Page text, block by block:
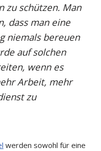
zu schützen. Man
dass man eine
niemals bereuen
auf solchen
wenn es
Arbeit, mehr
zu
werden sowohl für eine